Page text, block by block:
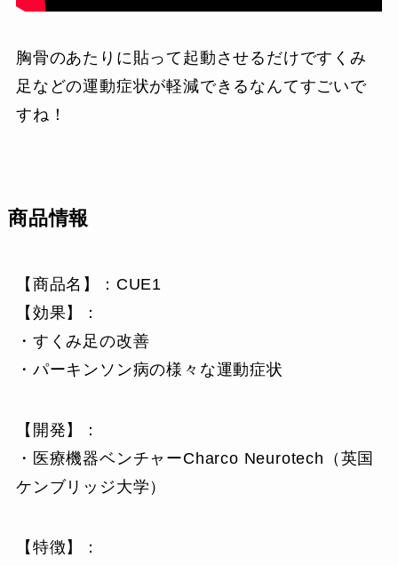
胸骨のあたりに貼って起動させるだけですくみ
足などの運動症状が軽減できるなんてすごいで
すね！
商品情報
【商品名】：CUE1
【効果】：
・すくみ足の改善
・パーキンソン病の様々な運動症状
【開発】：
・医療機器ベンチャーCharco Neurotech（英国
ケンブリッジ大学）
【特徴】：